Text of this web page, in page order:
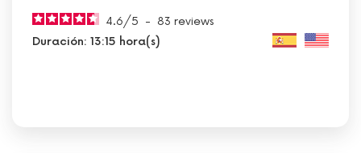
4.6/5 - 83 reviews
Duración: 13:15 hora(s)